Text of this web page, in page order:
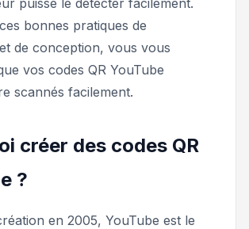
bonnes pratiques de
de conception, vous vous
vos codes QR YouTube
scannés facilement.
créer des codes QR
?
en 2005, YouTube est le